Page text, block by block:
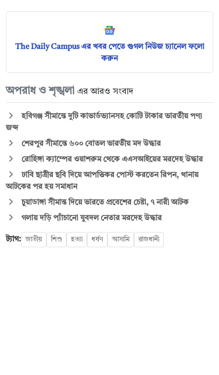
The Daily Campus এর খবর পেতে গুগল নিউজ চ্যানেল ফলো
করুন
অপরাধ ও শৃঙ্খলা এর আরও সংবাদ
হবিগঞ্জ সীমান্তে দুটি কাভার্ডভ্যানসহ কোটি টাকার ভারতীয় পণ্য
জব্দ
শেরপুর সীমান্তে ৬০০ বোতল ভারতীয় মদ উদ্ধার
রোহিঙ্গা ক্যাম্পের ওয়াশরুম থেকে এএসআইয়ের মরদেহ উদ্ধার
ঢাবি ছাত্রীর ছবি দিয়ে আপত্তিকর পোস্ট করতেন রিপন, থানায়
আটকের পর হয় সমাধান
চুয়াডাঙ্গা সীমান্ত দিয়ে ভারতে প্রবেশের চেষ্টা, ৭ নারী আটক
গলায় দড়ি প্যাঁচানো যুবদল নেতার মরদেহ উদ্ধার
ট্যাগ: জাতীয় শিশু হত্যা ধর্ষণ আসামি রাজধানী